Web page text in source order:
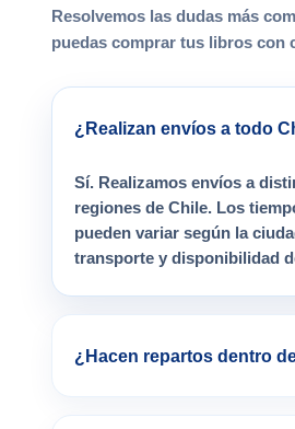
Resolvemos las dudas más
puedas comprar tus libros con
¿Realizan envíos a todo
Sí. Realizamos envíos a
regiones de Chile. Los
pueden variar según la
transporte y disponibilidad
¿Hacen repartos dentro